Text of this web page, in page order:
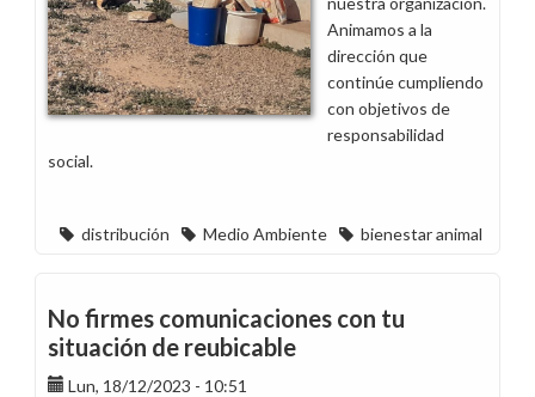
Animamos a la
dirección que
continúe cumpliendo
con objetivos de
responsabilidad
social.
distribución Medio Ambiente bienestar animal
No firmes comunicaciones con tu
situación de reubicable
Lun, 18/12/2023 - 10:51